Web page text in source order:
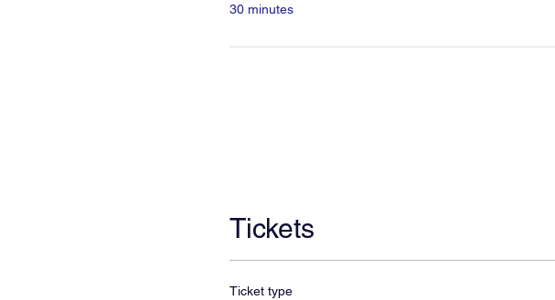
30 minutes
Tickets
Ticket type